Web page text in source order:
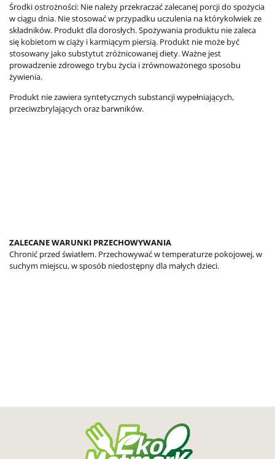
Środki ostrożności: Nie należy przekraczać zalecanej porcji do spożycia
w ciągu dnia. Nie stosować w przypadku uczulenia na którykolwiek ze
składników. Produkt dla dorosłych. Spożywania produktu nie zaleca
się kobietom w ciąży i karmiącym piersią. Produkt nie może być
stosowany jako substytut zróżnicowanej diety. Ważne jest
prowadzenie zdrowego trybu życia i zrównoważonego sposobu
żywienia.
Produkt nie zawiera syntetycznych substancji wypełniających,
przeciwzbrylających oraz barwników.
ZALECANE WARUNKI PRZECHOWYWANIA
Chronić przed światłem. Przechowywać w temperaturze pokojowej, w
suchym miejscu, w sposób niedostępny dla małych dzieci.